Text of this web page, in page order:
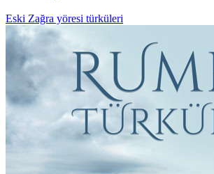
Eski Zağra yöresi türküleri